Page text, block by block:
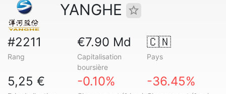
YANGHE
#2211
Rang
€7.90 Md
Capitalisation
boursière
🇨🇳
Pays
5,25 € -0.10% -36.45%